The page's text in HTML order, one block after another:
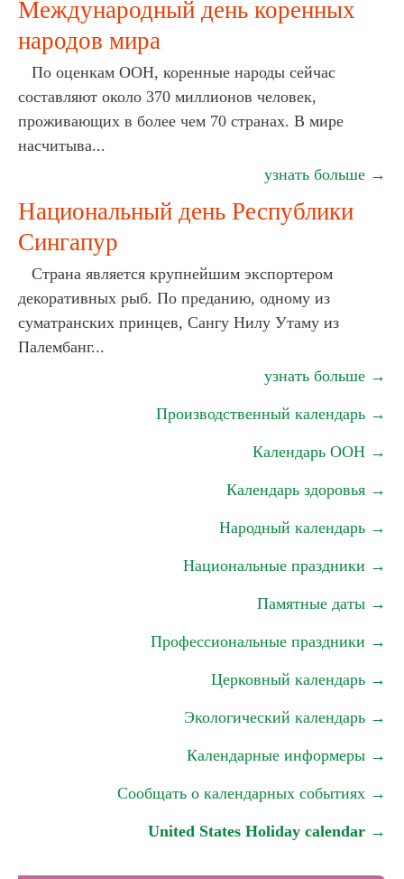
Международный день коренных
народов мира
По оценкам ООН, коренные народы сейчас
составляют около 370 миллионов человек,
проживающих в более чем 70 странах. В мире
насчитыва...
узнать больше →
Национальный день Республики
Сингапур
Страна является крупнейшим экспортером
декоративных рыб. По преданию, одному из
суматранских принцев, Сангу Нилу Утаму из
Палембанг...
узнать больше →
Производственный календарь →
Календарь ООН →
Календарь здоровья →
Народный календарь →
Национальные праздники →
Памятные даты →
Профессиональные праздники →
Церковный календарь →
Экологический календарь →
Календарные информеры →
Сообщать о календарных событиях →
United States Holiday calendar →